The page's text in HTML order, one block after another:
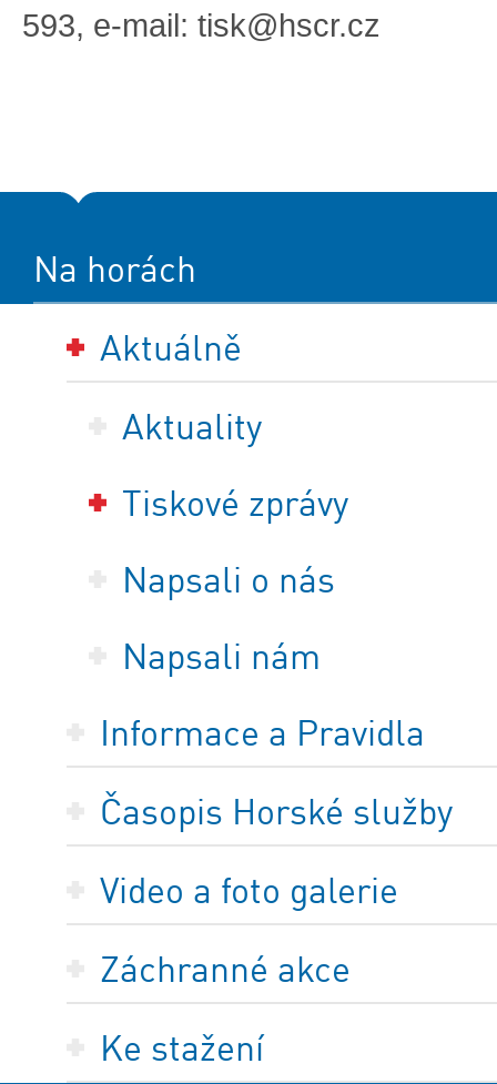
593, e-mail: tisk@hscr.cz
Na horách
Aktuálně
Aktuality
Tiskové zprávy
Napsali o nás
Napsali nám
Informace a Pravidla
Časopis Horské služby
Video a foto galerie
Záchranné akce
Ke stažení